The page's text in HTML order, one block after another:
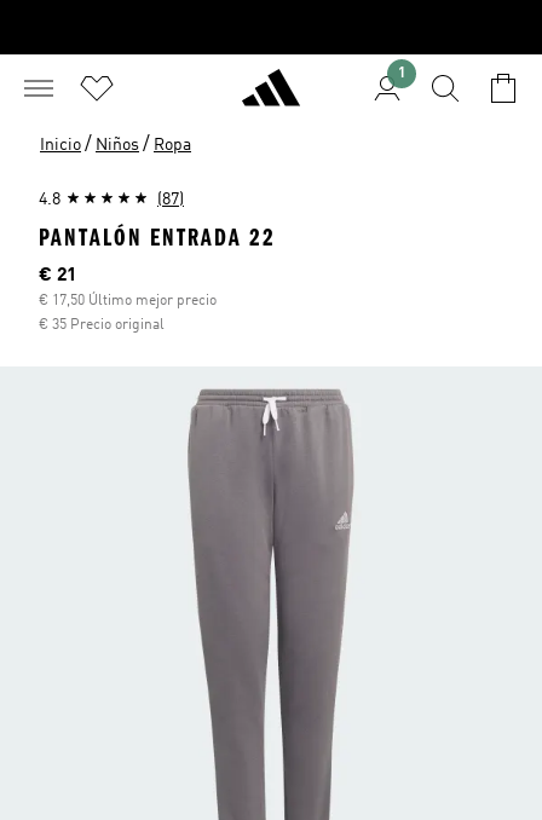
1
Inicio / Niños / Ropa
4.8 (87)
PANTALÓN ENTRADA 22
Precio actual
€ 21
€ 17,50 Último mejor precio
€ 35 Precio original